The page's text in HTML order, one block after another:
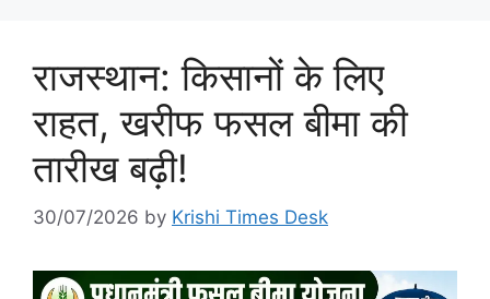
राजस्थान: किसानों के लिए
राहत, खरीफ फसल बीमा की
तारीख बढ़ी!
30/07/2026 by Krishi Times Desk